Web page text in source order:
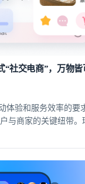
社交电商”，万物
体验和服务效率的要
与商家的关键纽带
多个领域展现出显著